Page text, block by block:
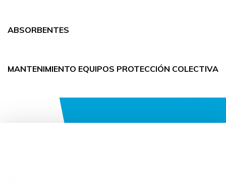
ABSORBENTES
MANTENIMIENTO EQUIPOS PROTECCIÓN COLECTIVA